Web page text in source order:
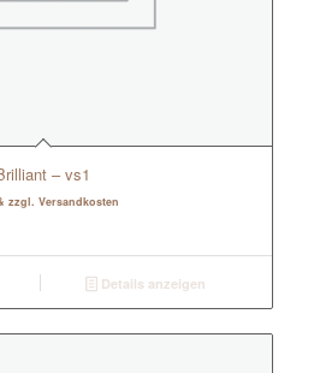
– vs1
zzgl. Versandkosten
Details anzeigen